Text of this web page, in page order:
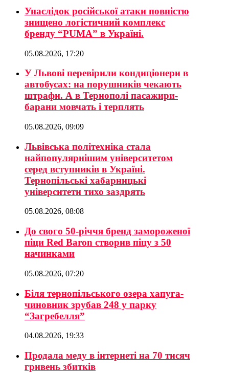
Унаслідок російської атаки повністю
знищено логістичний комплекс
бренду “PUMA” в Україні.
05.08.2026, 17:20
У Львові перевірили кондиціонери в
автобусах: на порушників чекають
штрафи. А в Тернополі пасажири-
барани мовчать і терплять
05.08.2026, 09:09
Львівська політехніка стала
найпопулярнішим університетом
серед вступників в Україні.
Тернопільські хабарницькі
університети тихо заздрять
05.08.2026, 08:08
До свого 50-річчя бренд замороженої
піци Red Baron створив піцу з 50
начинками
05.08.2026, 07:20
Біля тернопільського озера хапуга-
чиновник зрубав 248 у парку
“Загребелля”
04.08.2026, 19:33
Продала меду в інтернеті на 70 тисяч
гривень збитків